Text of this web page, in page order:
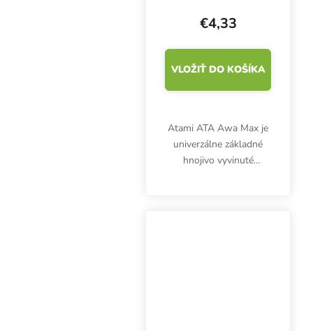
€4,33
VLOŽIŤ DO KOŠÍKA
Atami ATA Awa Max je
univerzálne základné
hnojivo vyvinuté